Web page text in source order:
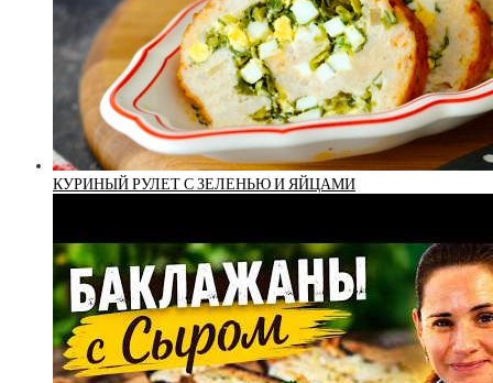
КУРИНЫЙ РУЛЕТ С ЗЕЛЕНЬЮ И ЯЙЦАМИ